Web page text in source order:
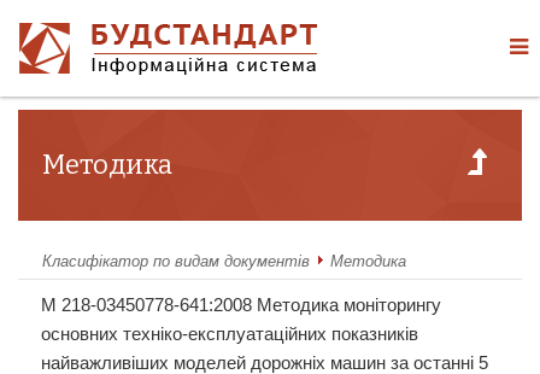
Методика
Класифікатор по видам документів Методика
М 218-03450778-641:2008 Методика моніторингу
основних техніко-експлуатаційних показників
найважливіших моделей дорожніх машин за останні 5